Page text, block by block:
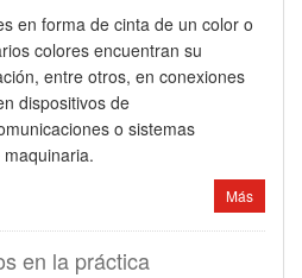
en forma de cinta de un color o
colores encuentran su
entre otros, en conexiones
dispositivos de
o sistemas
Más
en la práctica